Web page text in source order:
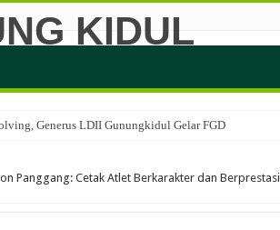
Generus LDII Gunungkidul Gelar FGD
Panggang: Cetak Atlet Berkarakter dan Berprestasi